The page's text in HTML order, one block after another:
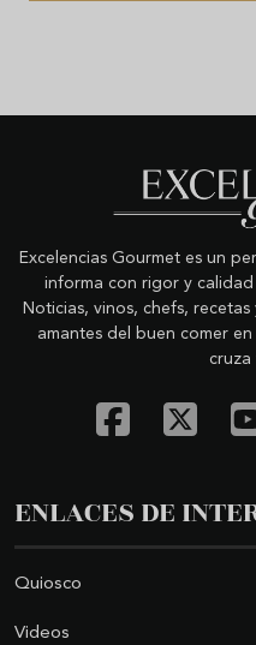
Excelencias Gourmet es un
informa con rigor y calidad
Noticias, vinos, chefs,
amantes del buen comer
cruza
ENLACES DE
Quiosco
Videos